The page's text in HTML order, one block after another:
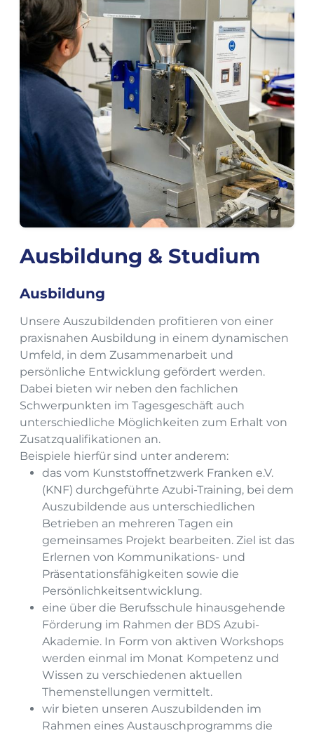
Ausbildung & Studium
Ausbildung
Unsere Auszubildenden profitieren von einer
praxisnahen Ausbildung in einem dynamischen
Umfeld, in dem Zusammenarbeit und
persönliche Entwicklung gefördert werden.
Dabei bieten wir neben den fachlichen
Schwerpunkten im Tagesgeschäft auch
unterschiedliche Möglichkeiten zum Erhalt von
Zusatzqualifikationen an.
Beispiele hierfür sind unter anderem:
das vom Kunststoffnetzwerk Franken e.V.
(KNF) durchgeführte Azubi-Training, bei dem
Auszubildende aus unterschiedlichen
Betrieben an mehreren Tagen ein
gemeinsames Projekt bearbeiten. Ziel ist das
Erlernen von Kommunikations- und
Präsentationsfähigkeiten sowie die
Persönlichkeitsentwicklung.
eine über die Berufsschule hinausgehende
Förderung im Rahmen der BDS Azubi-
Akademie. In Form von aktiven Workshops
werden einmal im Monat Kompetenz und
Wissen zu verschiedenen aktuellen
Themenstellungen vermittelt.
wir bieten unseren Auszubildenden im
Rahmen eines Austauschprogramms die